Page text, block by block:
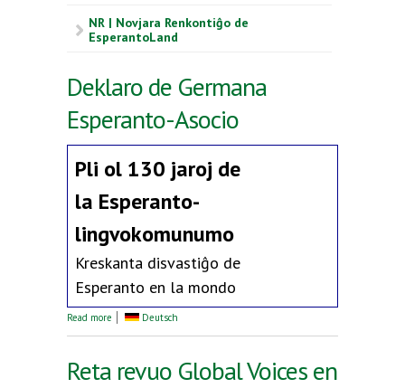
NR | Novjara Renkontiĝo de
EsperantoLand
Deklaro de Germana
Esperanto-Asocio
Pli ol 130 jaroj de
la Esperanto-
lingvokomunumo
Kreskanta disvastiĝo de
Esperanto en la mondo
Read more about Deklaro de Germana Esperanto-Asocio
Deutsch
Reta revuo Global Voices en